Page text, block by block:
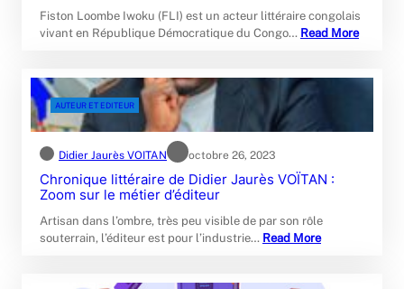
Fiston Loombe Iwoku (FLI) est un acteur littéraire congolais
vivant en République Démocratique du Congo… Read More
AUTEUR ET EDITEUR
Didier Jaurès VOITAN octobre 26, 2023
Chronique littéraire de Didier Jaurès VOÏTAN :
Zoom sur le métier d’éditeur
Artisan dans l’ombre, très peu visible de par son rôle
souterrain, l’éditeur est pour l’industrie… Read More